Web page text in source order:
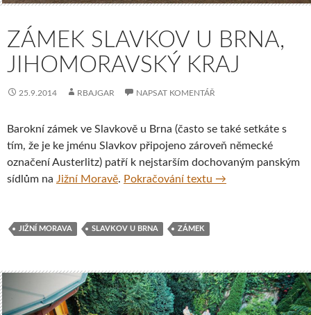
ZÁMEK SLAVKOV U BRNA,
JIHOMORAVSKÝ KRAJ
25.9.2014 RBAJGAR NAPSAT KOMENTÁŘ
Barokní zámek ve Slavkově u Brna (často se také setkáte s
tím, že je ke jménu Slavkov připojeno zároveň německé
označení Austerlitz) patří k nejstarším dochovaným panským
sídlům na Jižní Moravě. Pokračování textu Zámek Slavkov u
→
JIŽNÍ MORAVA SLAVKOV U BRNA ZÁMEK